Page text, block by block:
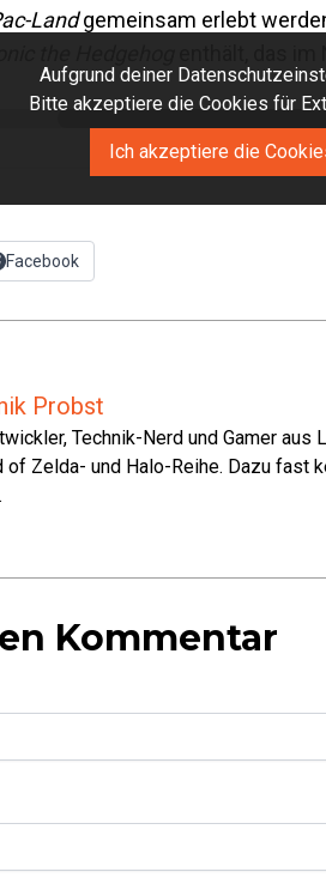
Landgemeinsam erlebt
Aufgrund deiner
Bitte akzeptiere die Cookies für
Ich akzeptiere die
Facebook
Probst
Technik-Nerd und Gamer
of Zelda- und Halo-Reihe. Dazu fast
Kommentar